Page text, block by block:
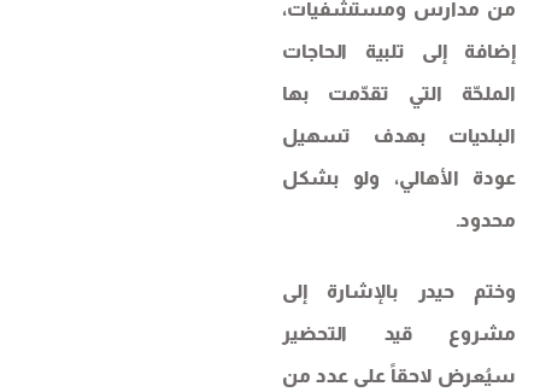
من مدارس ومستشفيات،
إضافة إلى تلبية الحاجات
الملحّة التي تقدّمت بها
البلديات بهدف تسهيل
عودة الأهالي، ولو بشكل
محدود.
وختم حيدر بالإشارة إلى
مشروع قيد التحضير
سيُعرض لاحقاً على عدد من